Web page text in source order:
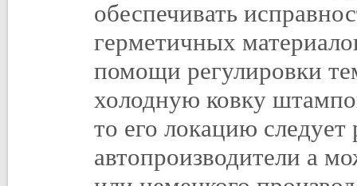
обеспечивать
герметичных
помощи регулировки
холодную ковку
то его локацию
автопроизводители а